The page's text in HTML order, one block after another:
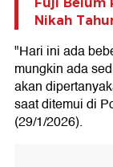
Fuji Belum
Nikah
"Hari ini ada
mungkin ada
akan
saat ditemui di
(29/1/2026).